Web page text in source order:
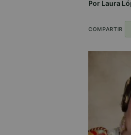
Por Laura
COMPARTIR